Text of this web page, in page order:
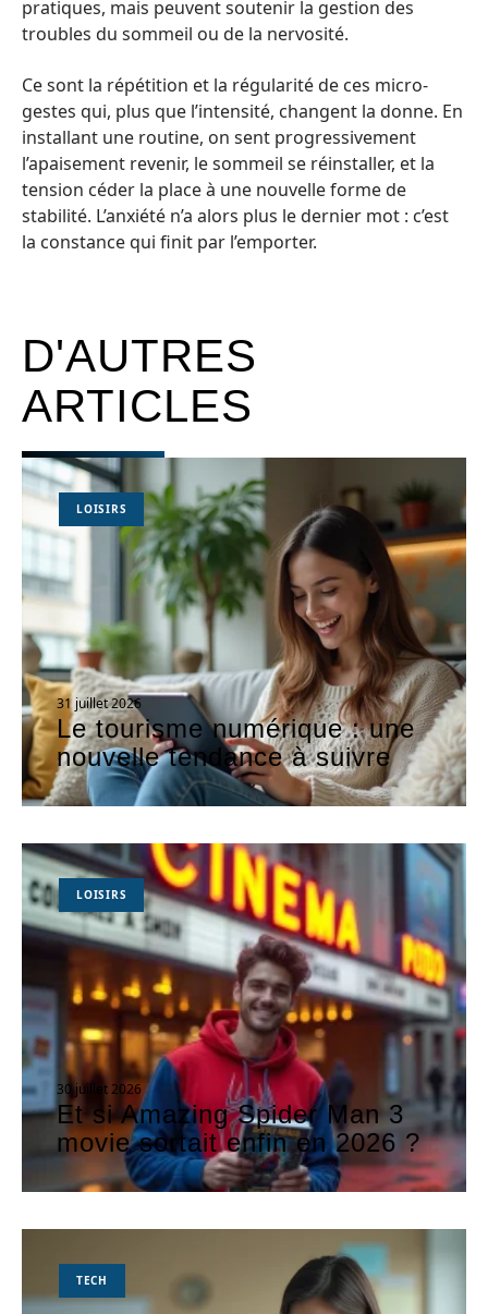
pratiques, mais peuvent soutenir la gestion des
troubles du sommeil ou de la nervosité.
Ce sont la répétition et la régularité de ces micro-
gestes qui, plus que l’intensité, changent la donne. En
installant une routine, on sent progressivement
l’apaisement revenir, le sommeil se réinstaller, et la
tension céder la place à une nouvelle forme de
stabilité. L’anxiété n’a alors plus le dernier mot : c’est
la constance qui finit par l’emporter.
D'AUTRES
ARTICLES
LOISIRS
31 juillet 2026
Le tourisme numérique : une
nouvelle tendance à suivre
LOISIRS
30 juillet 2026
Et si Amazing Spider Man 3
movie sortait enfin en 2026 ?
TECH